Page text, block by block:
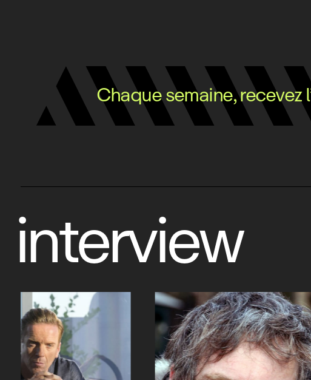
Chaque semaine, recevez
interview